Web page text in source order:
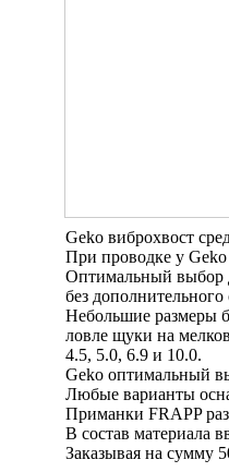
Geko виброхвост
При проводке у
Оптимальный выбор
без
Небольшие размеры
ловле щуки на
4.5, 5.0, 6.9 и 10.0.
Geko оптимальный
Любые варианты
Приманки FRAPP
В состав материала
Заказывая на сумму